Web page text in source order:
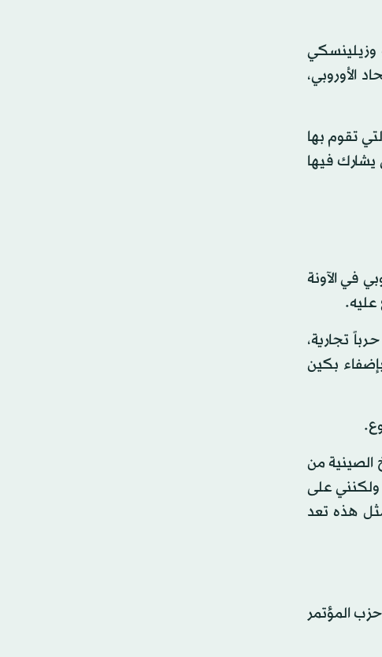
وزيلينسكي
الأوروبي،
تقوم بها
الماضي حتى 2022 هذه المهمة التي يشارك فيها
في الآونة
عليه.
تجارية،
بكين
الصينية من
ولكنني على
هذه تعد
المؤتمر